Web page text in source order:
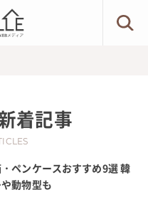
着記事
ペンケースおすすめ9選 韓
動物型も